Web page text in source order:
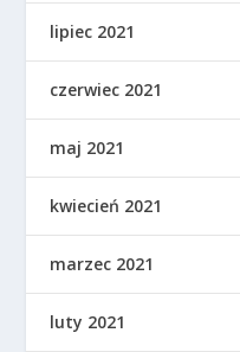
lipiec 2021
czerwiec 2021
maj 2021
kwiecień 2021
marzec 2021
luty 2021